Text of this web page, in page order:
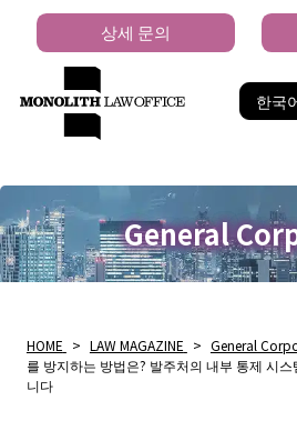
한국
상세 문의
General
HOME > LAW MAGAZINE > General
를 방지하는 방법은? 발주처의 내부 통제 시
니다